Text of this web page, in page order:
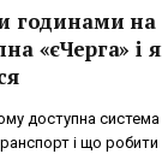
годинами на
«єЧерга» і
доступна система
і що